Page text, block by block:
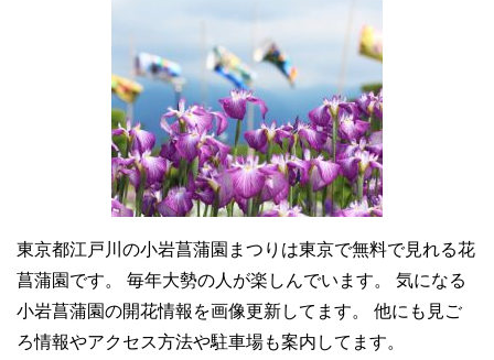
東京都江戸川の小岩菖蒲園まつりは東京で無料で見れる花
菖蒲園です。 毎年大勢の人が楽しんでいます。 気になる
小岩菖蒲園の開花情報を画像更新してます。 他にも見ご
ろ情報やアクセス方法や駐車場も案内してます。